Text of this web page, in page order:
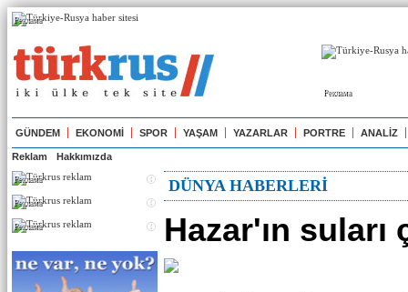
Реклама
Реклама
GÜNDEM EKONOMİ SPOR YAŞAM YAZARLAR PORTRE ANALİZ
Reklam Hakkımızda
Реклама
Реклама
Реклама
DÜNYA HABERLERİ
Hazar'ın